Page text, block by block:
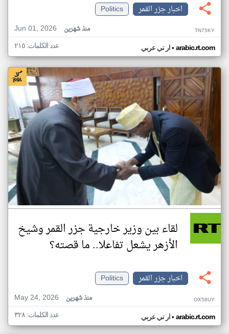
اخبار جزر القمر
Politics
Jun 01, 2026
منذ شهرين TN75KY
ار تي عربي• arabic.rt.com عدد الكلمات: ٢١٥
لقاء بين وزير خارجية جزر القمر وشيخ
الأزهر يشعل تفاعلا.. ما قصته؟
اخبار جزر القمر
Politics
May 24, 2026
منذ شهرين OX58UY
ار تي عربي• arabic.rt.com عدد الكلمات: ٣٢٨